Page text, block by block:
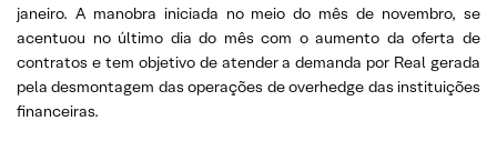
janeiro. A manobra iniciada no meio do mês de novembro, se
acentuou no último dia do mês com o aumento da oferta de
contratos e tem objetivo de atender a demanda por Real gerada
pela desmontagem das operações de overhedge das instituições
financeiras.